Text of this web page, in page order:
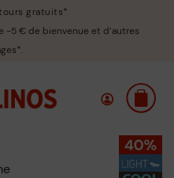
gratuits*
-5 € de bienvenue et d’autres